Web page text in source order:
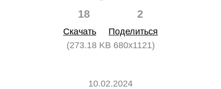
18 2
Скачать
Поделиться
(273.18 KB 680x1121)
10.02.2024